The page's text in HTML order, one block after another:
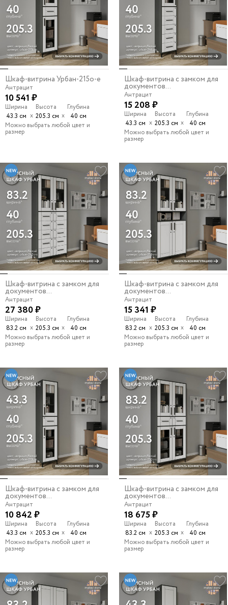
Шкаф-витрина Урбан-215o-e
Антрацит
10 541 ₽
Ширина
43.3 см х
Высота
205.3 см х
Глубина
40 см
Можно выбрать любой цвет и
размер
Шкаф-витрина с замком для
документов...
Антрацит
15 208 ₽
Ширина
43.3 см х
Высота
205.3 см х
Глубина
40 см
Можно выбрать любой цвет и
размер
Шкаф-витрина с замком для
документов...
Антрацит
27 380 ₽
Ширина
83.2 см х
Высота
205.3 см х
Глубина
40 см
Можно выбрать любой цвет и
размер
Шкаф-витрина с замком для
документов...
Антрацит
15 341 ₽
Ширина
83.2 см х
Высота
205.3 см х
Глубина
40 см
Можно выбрать любой цвет и
размер
Шкаф-витрина с замком для
документов...
Антрацит
10 842 ₽
Ширина
43.3 см х
Высота
205.3 см х
Глубина
40 см
Можно выбрать любой цвет и
размер
Шкаф-витрина с замком для
документов...
Антрацит
18 675 ₽
Ширина
83.2 см х
Высота
205.3 см х
Глубина
40 см
Можно выбрать любой цвет и
размер